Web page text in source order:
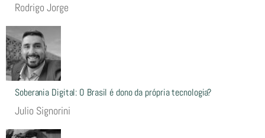
Rodrigo Jorge
Soberania Digital: O Brasil é dono da própria tecnologia?
Julio Signorini